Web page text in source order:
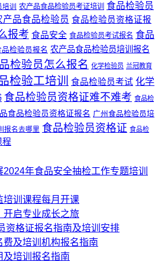
培训 农产品食品检验员考证培训 食品检验员
产品食品检验员 食品检验员资格证报
报考 食品安全 食品检验员考试报名 食品
品检验员报名 农产品食品检验员培训报名
检验员怎么报名 化学检验员 兰冠教育
检验工培训 食品检验员考试 化学
食品检验员资格证难不难考 食品检
食品检验员资格证报名 广州食品检验员培
报名去哪里 食品检验员资格证 食品检
程
年食品安全抽检工作专题培训
培训课程每月开课
开启专业成长之旅
资格证报名指南及培训安排
及培训机构报名指南
及培训报名指南